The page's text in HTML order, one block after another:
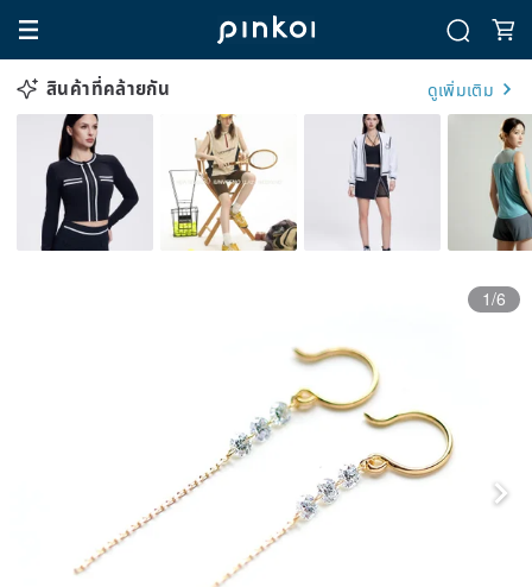
สินค้าที่คล้ายกัน ดูเพิ่มเติม
1/6